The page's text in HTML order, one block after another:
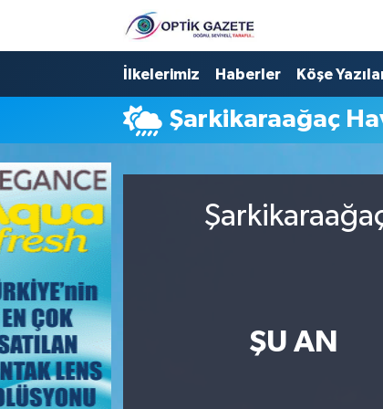
İlkelerimiz Haberler Köşe
Şarkikaraağaç
ŞU AN
Nöbetçi Eczaneler
Hava Durumu
İstanbul Namaz Vakitleri
Trafik Durumu
Süper Lig Puan Durumu ve Fikstür
Tüm Manşetler
Son Dakika Haberleri
Haber Arşivi